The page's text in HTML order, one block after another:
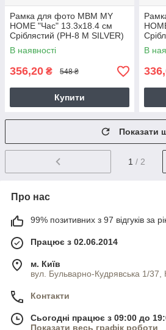
Рамка для фото МВМ MY
HOME "Час" 13.3х18.4 см
Сріблястий (PH-8 M SILVER)
В наявності
356,20 ₴ 548 ₴
Купити
В
Показати
1 / 2
Про нас
99% позитивних з 97 відгуків за
Працює з 02.06.2014
м. Київ
вул. Бульварно-Кудрявська 1/37,
Контакти
Сьогодні працює з 09:00 до
Показати весь графік роботи